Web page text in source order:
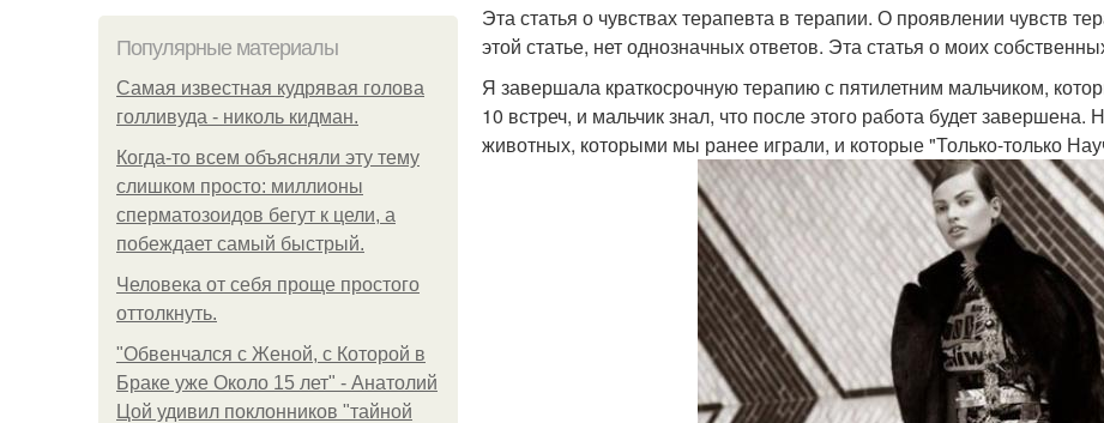
Популярные материалы
Самая известная кудрявая голова
голливуда - николь кидман.
Когда-то всем объясняли эту тему
слишком просто: миллионы
сперматозоидов бегут к цели, а
побеждает самый быстрый.
Человека от себя проще простого
оттолкнуть.
"Обвенчался с Женой, с Которой в
Браке уже Около 15 лет" - Анатолий
Цой удивил поклонников "тайной
Эта статья о чувствах терапевта в терапии. О проявлении чувств
этой статье, нет однозначных ответов. Эта статья о моих
Я завершала краткосрочную терапию с пятилетним мальчиком,
10 встреч, и мальчик знал, что после этого работа будет
животных, которыми мы ранее играли, и которые "Только-только